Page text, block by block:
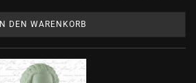
IN DEN WARENKORB